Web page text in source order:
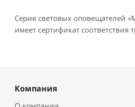
Серия световых оповещателей
имеет сертификат
Компания